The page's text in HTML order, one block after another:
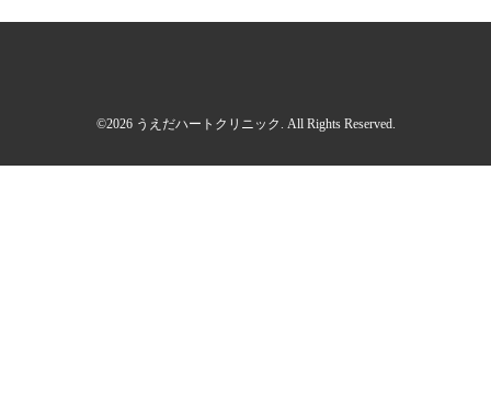
©2026 うえだハートクリニック . All Rights Reserved.